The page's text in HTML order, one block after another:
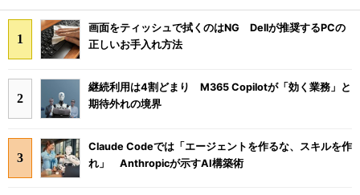
画面をティッシュで拭くのはNG Dellが推奨するPCの
正しいお手入れ方法
継続利用は4割どまり M365 Copilotが「効く業務」と
期待外れの境界
Claude Codeでは「エージェントを作るな、スキルを作
れ」 Anthropicが示すAI構築術